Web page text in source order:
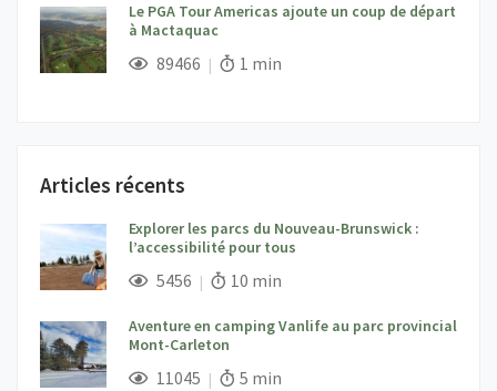
Le PGA Tour Americas ajoute un coup de départ
à Mactaquac
; 89466 Vues; Temps de lecture:
1 min
Articles récents
Explorer les parcs du Nouveau-Brunswick :
l’accessibilité pour tous
; 5456 Vues; Temps de lecture:
10 min
Aventure en camping Vanlife au parc provincial
Mont-Carleton
; 11045 Vues; Temps de lecture:
5 min